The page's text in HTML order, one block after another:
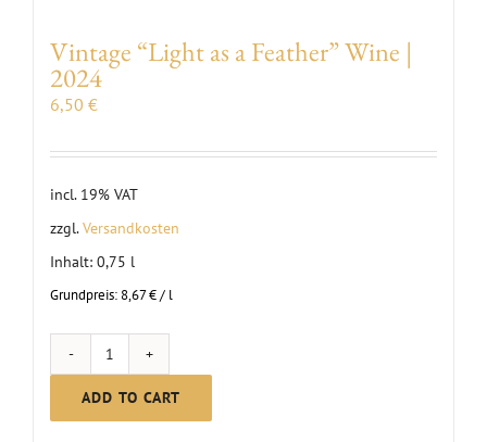
Vintage “Light as a Feather” Wine |
2024
6,50 €
incl. 19% VAT
zzgl.Versandkosten
Inhalt: 0,75 l
Grundpreis: 8,67€/ l
Vintage
"Light
as
ADD TO CART